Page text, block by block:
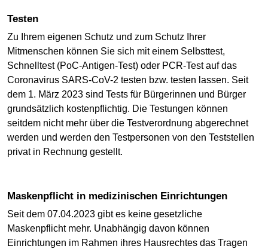
Testen
Zu Ihrem eigenen Schutz und zum Schutz Ihrer
Mitmenschen können Sie sich mit einem Selbsttest,
Schnelltest (PoC-Antigen-Test) oder PCR-Test auf das
Coronavirus SARS-CoV-2 testen bzw. testen lassen. Seit
dem 1. März 2023 sind Tests für Bürgerinnen und Bürger
grundsätzlich kostenpflichtig. Die Testungen können
seitdem nicht mehr über die Testverordnung abgerechnet
werden und werden den Testpersonen von den Teststellen
privat in Rechnung gestellt.
Maskenpflicht in medizinischen Einrichtungen
Seit dem 07.04.2023 gibt es keine gesetzliche
Maskenpflicht mehr. Unabhängig davon können
Einrichtungen im Rahmen ihres Hausrechtes das Tragen